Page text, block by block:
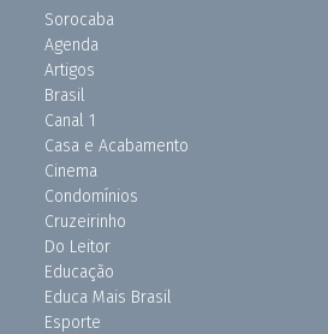
Sorocaba
Agenda
Artigos
Brasil
Canal 1
Casa e Acabamento
Cinema
Condomínios
Cruzeirinho
Do Leitor
Educação
Educa Mais Brasil
Esporte